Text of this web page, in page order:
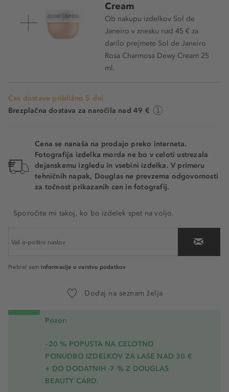
Cream
Ob nakupu izdelkov Sol de
Janeiro v znesku nad 45 € za
darilo prejmete Sol de Janeiro
Rosa Charmosa Dewy Cream 25
ml.
Čas dostave približno 5 dni
Brezplačna dostava za naročila nad 49 €
Cena se nanaša na prodajo preko interneta.
Fotografija izdelka morda ne bo v celoti ustrezala
dejanskemu izgledu in vsebini izdelka. V primeru
tehničnih napak, Douglas ne prevzema odgovornosti
za točnost prikazanih cen in fotografij.
Sporočite mi takoj, ko bo izdelek spet na voljo.
Prebral sem informacije o varstvu podatkov
Dodaj na seznam želja
Pozor:
–20 % POPUSTA NA CELOTNO
PONUDBO IZDELKOV ZA LASE NAD 30 €
+ DO DODATNIH -7 % Z DOUGLAS
BEAUTY CARD.